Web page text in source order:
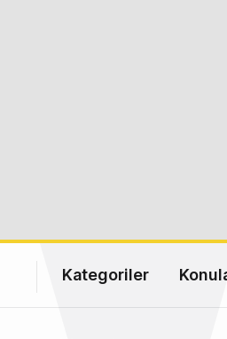
Kategoriler